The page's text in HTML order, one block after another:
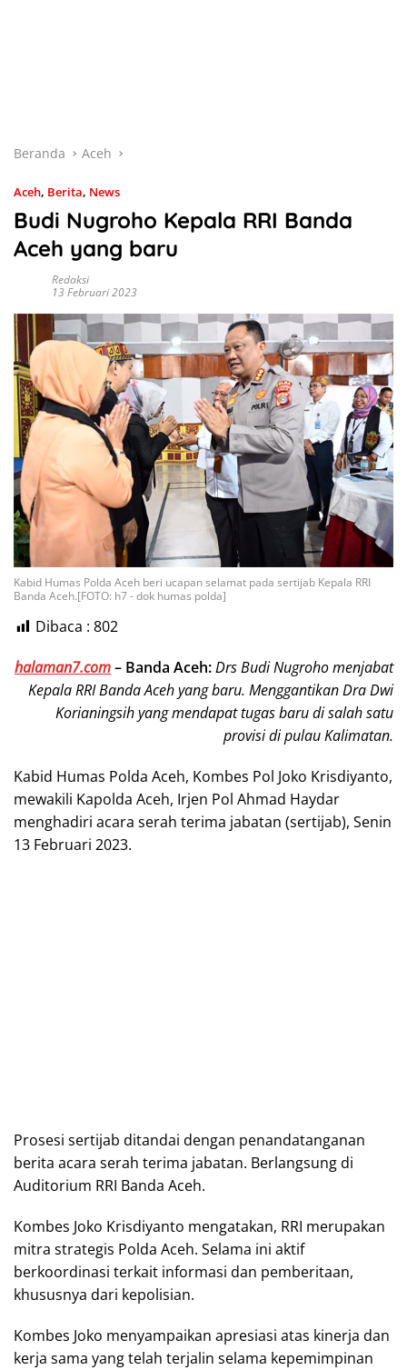
Beranda Aceh
Aceh, Berita, News
Budi Nugroho Kepala RRI Banda
Aceh yang baru
Redaksi
13 Februari 2023
Kabid Humas Polda Aceh beri ucapan selamat pada sertijab Kepala RRI
Banda Aceh.[FOTO: h7 - dok humas polda]
Dibaca : 802
halaman7.com– Banda Aceh:Drs Budi Nugroho menjabat
Kepala RRI Banda Aceh yang baru. Menggantikan Dra Dwi
Korianingsih yang mendapat tugas baru di salah satu
provisi di pulau Kalimatan.
Kabid Humas Polda Aceh, Kombes Pol Joko Krisdiyanto,
mewakili Kapolda Aceh, Irjen Pol Ahmad Haydar
menghadiri acara serah terima jabatan (sertijab), Senin
13 Februari 2023.
Prosesi sertijab ditandai dengan penandatanganan
berita acara serah terima jabatan. Berlangsung di
Auditorium RRI Banda Aceh.
Kombes Joko Krisdiyanto mengatakan, RRI merupakan
mitra strategis Polda Aceh. Selama ini aktif
berkoordinasi terkait informasi dan pemberitaan,
khususnya dari kepolisian.
Kombes Joko menyampaikan apresiasi atas kinerja dan
kerja sama yang telah terjalin selama kepemimpinan